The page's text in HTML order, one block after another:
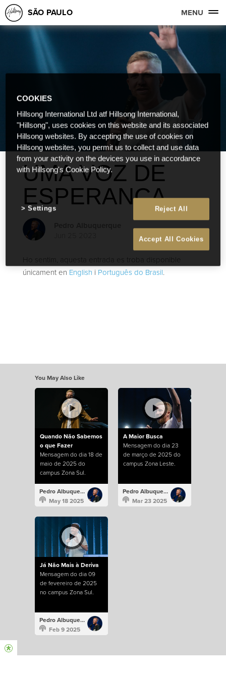
SÃO PAULO MENU
UMA VOZ DE
ESPERANÇA
Ho sentim, aquesta entrada es troba disponible
únicament en English i Português do Brasil.
You May Also Like
Quando Não Sabemos
o que Fazer
Mensagem do dia 18 de
maio de 2025 do
campus Zona Sul.
Pedro Albuquerque
May 18 2025
A Maior Busca
Mensagem do dia 23
de março de 2025 do
campus Zona Leste.
Pedro Albuquerque
Mar 23 2025
Já Não Mais à Deriva
Mensagem do dia 09
de fevereiro de 2025
no campus Zona Sul.
Pedro Albuquerque
Feb 9 2025
COOKIES
Hillsong International Ltd atf Hillsong International,
"Hillsong", uses cookies on this website and its associated
Hillsong websites. By accepting the use of cookies on
Hillsong websites, you permit us to collect and use data
from your activity on the devices you use in accordance
with Hillsong's Cookie Policy.
Reject All
Accept All Cookies
Settings